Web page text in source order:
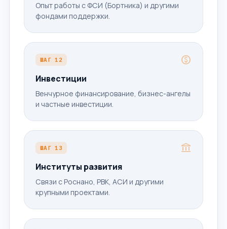
Опыт работы с ФСИ (Бортника) и другими
фондами поддержки.
ШАГ 12 paid
Инвестиции
Венчурное финансирование, бизнес-ангелы
и частные инвестиции.
ШАГ 13 account_balance
Институты развития
Связи с Роснано, РВК, АСИ и другими
крупными проектами.